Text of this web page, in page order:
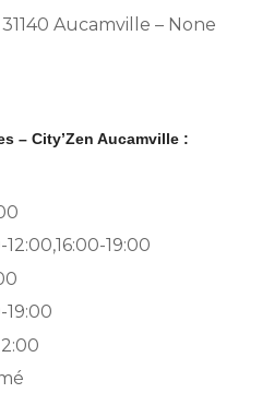
Aucamville – None
– City’Zen Aucamville :
12:00,16:00-19:00
19:00